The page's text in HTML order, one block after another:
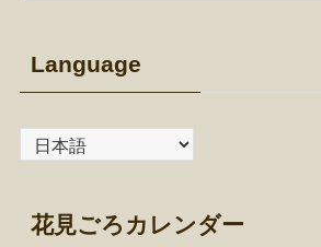
Language
花見ごろカレンダー